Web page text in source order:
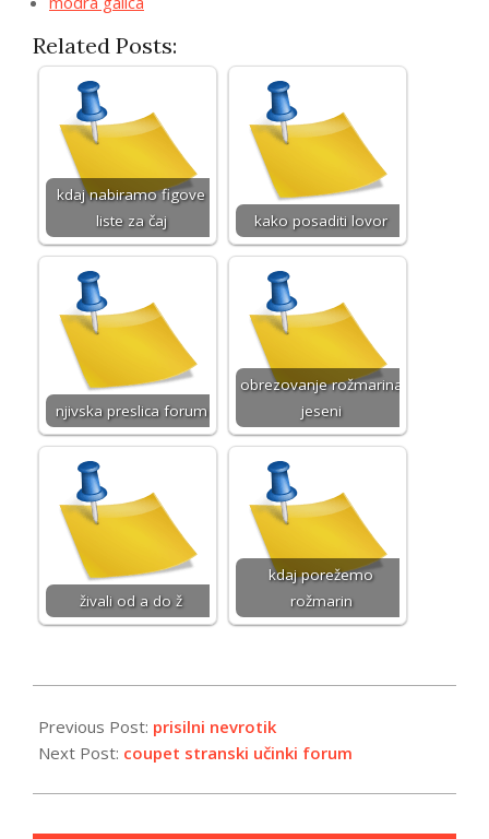
Related Posts:
kdaj nabiramo figove
liste za čaj
kako posaditi lovor
njivska preslica forum
obrezovanje rožmarina
jeseni
živali od a do ž
kdaj porežemo
rožmarin
01-
14
Previous Post: prisilni nevrotik
Next Post: coupet stranski učinki forum